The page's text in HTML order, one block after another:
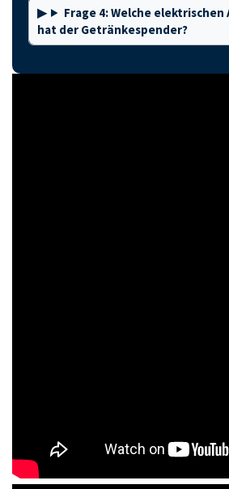
Frage 4: Welche
hat der Getränkespender?